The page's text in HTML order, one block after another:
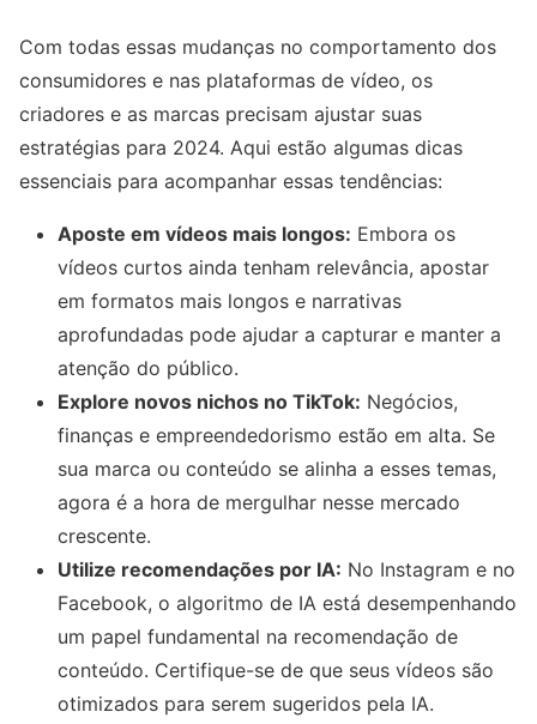
Com todas essas mudanças no comportamento dos
consumidores e nas plataformas de vídeo, os
criadores e as marcas precisam ajustar suas
estratégias para 2024. Aqui estão algumas dicas
essenciais para acompanhar essas tendências:
Aposte em vídeos mais longos: Embora os
vídeos curtos ainda tenham relevância, apostar
em formatos mais longos e narrativas
aprofundadas pode ajudar a capturar e manter a
atenção do público.
Explore novos nichos no TikTok: Negócios,
finanças e empreendedorismo estão em alta. Se
sua marca ou conteúdo se alinha a esses temas,
agora é a hora de mergulhar nesse mercado
crescente.
Utilize recomendações por IA: No Instagram e no
Facebook, o algoritmo de IA está desempenhando
um papel fundamental na recomendação de
conteúdo. Certifique-se de que seus vídeos são
otimizados para serem sugeridos pela IA.